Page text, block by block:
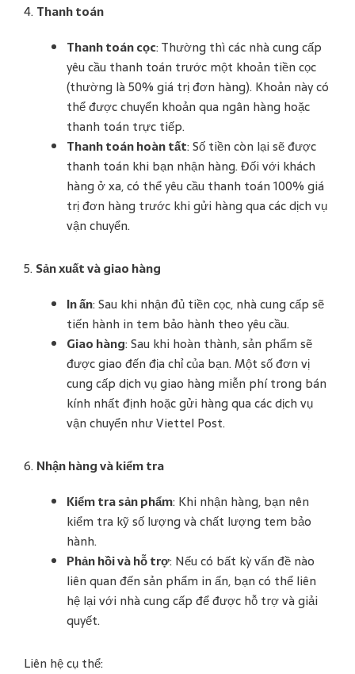
4. Thanh toán
Thanh toán cọc: Thường thì các nhà cung cấp
yêu cầu thanh toán trước một khoản tiền cọc
(thường là 50% giá trị đơn hàng). Khoản này có
thể được chuyển khoản qua ngân hàng hoặc
thanh toán trực tiếp.
Thanh toán hoàn tất: Số tiền còn lại sẽ được
thanh toán khi bạn nhận hàng. Đối với khách
hàng ở xa, có thể yêu cầu thanh toán 100% giá
trị đơn hàng trước khi gửi hàng qua các dịch vụ
vận chuyển​.
5. Sản xuất và giao hàng
In ấn: Sau khi nhận đủ tiền cọc, nhà cung cấp sẽ
tiến hành in tem bảo hành theo yêu cầu.
Giao hàng: Sau khi hoàn thành, sản phẩm sẽ
được giao đến địa chỉ của bạn. Một số đơn vị
cung cấp dịch vụ giao hàng miễn phí trong bán
kính nhất định hoặc gửi hàng qua các dịch vụ
vận chuyển như Viettel Post.
6. Nhận hàng và kiểm tra
Kiểm tra sản phẩm: Khi nhận hàng, bạn nên
kiểm tra kỹ số lượng và chất lượng tem bảo
hành.
Phản hồi và hỗ trợ: Nếu có bất kỳ vấn đề nào
liên quan đến sản phẩm in ấn, bạn có thể liên
hệ lại với nhà cung cấp để được hỗ trợ và giải
quyết.
Liên hệ cụ thể: